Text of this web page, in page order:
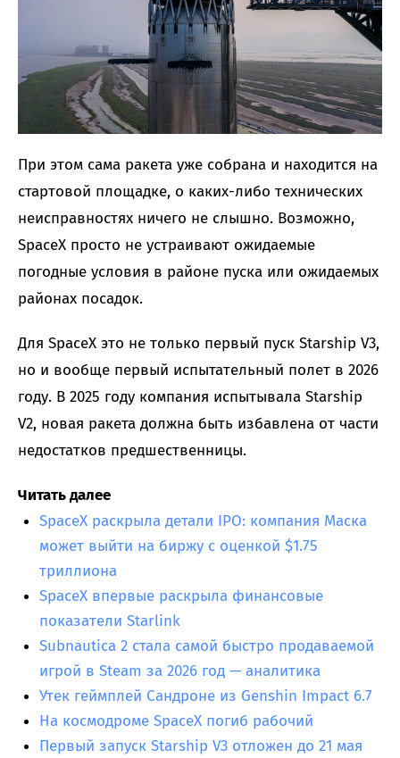
При этом сама ракета уже собрана и находится на
стартовой площадке, о каких-либо технических
неисправностях ничего не слышно. Возможно,
SpaceX просто не устраивают ожидаемые
погодные условия в районе пуска или ожидаемых
районах посадок.
Для SpaceX это не только первый пуск Starship V3,
но и вообще первый испытательный полет в 2026
году. В 2025 году компания испытывала Starship
V2, новая ракета должна быть избавлена от части
недостатков предшественницы.
Читать далее
SpaceX раскрыла детали IPO: компания Маска
может выйти на биржу с оценкой $1.75
триллиона
SpaceX впервые раскрыла финансовые
показатели Starlink
Subnautica 2 стала самой быстро продаваемой
игрой в Steam за 2026 год — аналитика
Утек геймплей Сандроне из Genshin Impact 6.7
На космодроме SpaceX погиб рабочий
Первый запуск Starship V3 отложен до 21 мая